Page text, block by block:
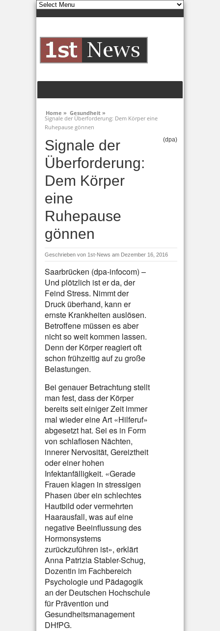
Home » Gesundheit »
Signale der Überforderung: Dem Körper eine
Ruhepause gönnen
Signale der
Überforderung:
Dem Körper
eine
Ruhepause
gönnen
(dpa)
Geschrieben von 1st-News am Dezember 16, 2016
Saarbrücken (dpa-infocom) –
Und plötzlich ist er da, der
Feind Stress. Nimmt der
Druck überhand, kann er
ernste Krankheiten auslösen.
Betroffene müssen es aber
nicht so weit kommen lassen.
Denn der Körper reagiert oft
schon frühzeitig auf zu große
Belastungen.
Bei genauer Betrachtung stellt
man fest, dass der Körper
bereits seit einiger Zeit immer
mal wieder eine Art «Hilferuf»
abgesetzt hat. Sei es in Form
von schlaflosen Nächten,
innerer Nervosität, Gereiztheit
oder einer hohen
Infektanfälligkeit. «Gerade
Frauen klagen in stressigen
Phasen über ein schlechtes
Hautbild oder vermehrten
Haarausfall, was auf eine
negative Beeinflussung des
Hormonsystems
zurückzuführen ist», erklärt
Anna Patrizia Stabler-Schug,
Dozentin im Fachbereich
Psychologie und Pädagogik
an der Deutschen Hochschule
für Prävention und
Gesundheitsmanagement
DHfPG.